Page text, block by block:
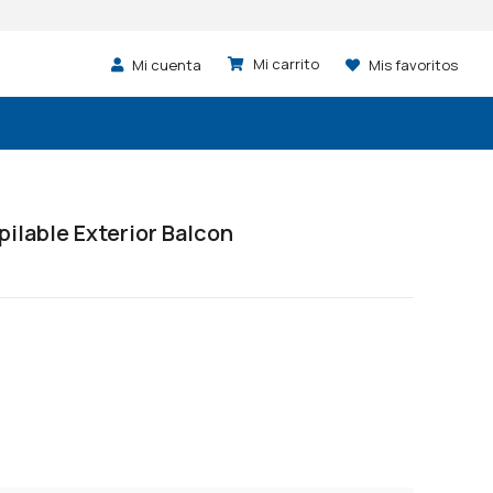
Mi cuenta Mis favoritos
Exterior Balcon